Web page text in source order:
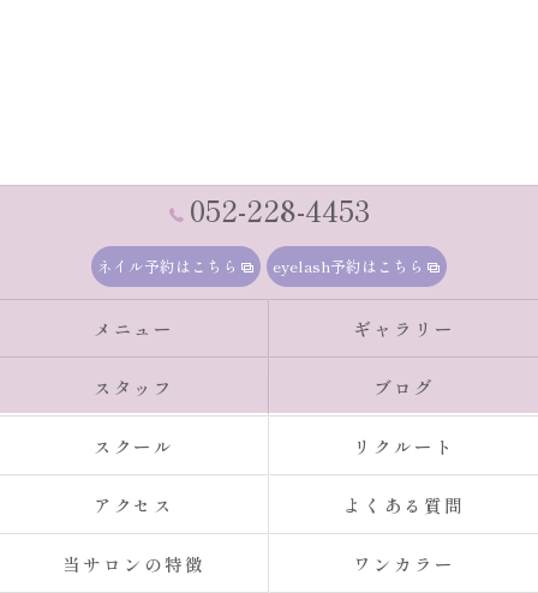
052-228-4453
ネイル予約はこちら eyelash予約はこちら
メニュー ギャラリー
スタッフ ブログ
スクール リクルート
アクセス よくある質問
当サロンの特徴 ワンカラー